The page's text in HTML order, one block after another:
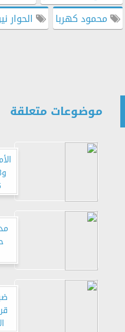
محمود كهربا
الحوار
موضوعات متعلقة